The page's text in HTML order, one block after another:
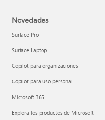
Novedades
Surface Pro
Surface Laptop
Copilot para organizaciones
Copilot para uso personal
Microsoft 365
Explora los productos de Microsoft